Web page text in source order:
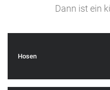
Dann ist ein
Hosen